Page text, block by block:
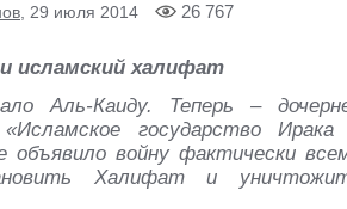
, 29 июля 2014 26 767
исламский халифат
Аль-Каиду. Теперь –
государство
войну фактически
Халифат и